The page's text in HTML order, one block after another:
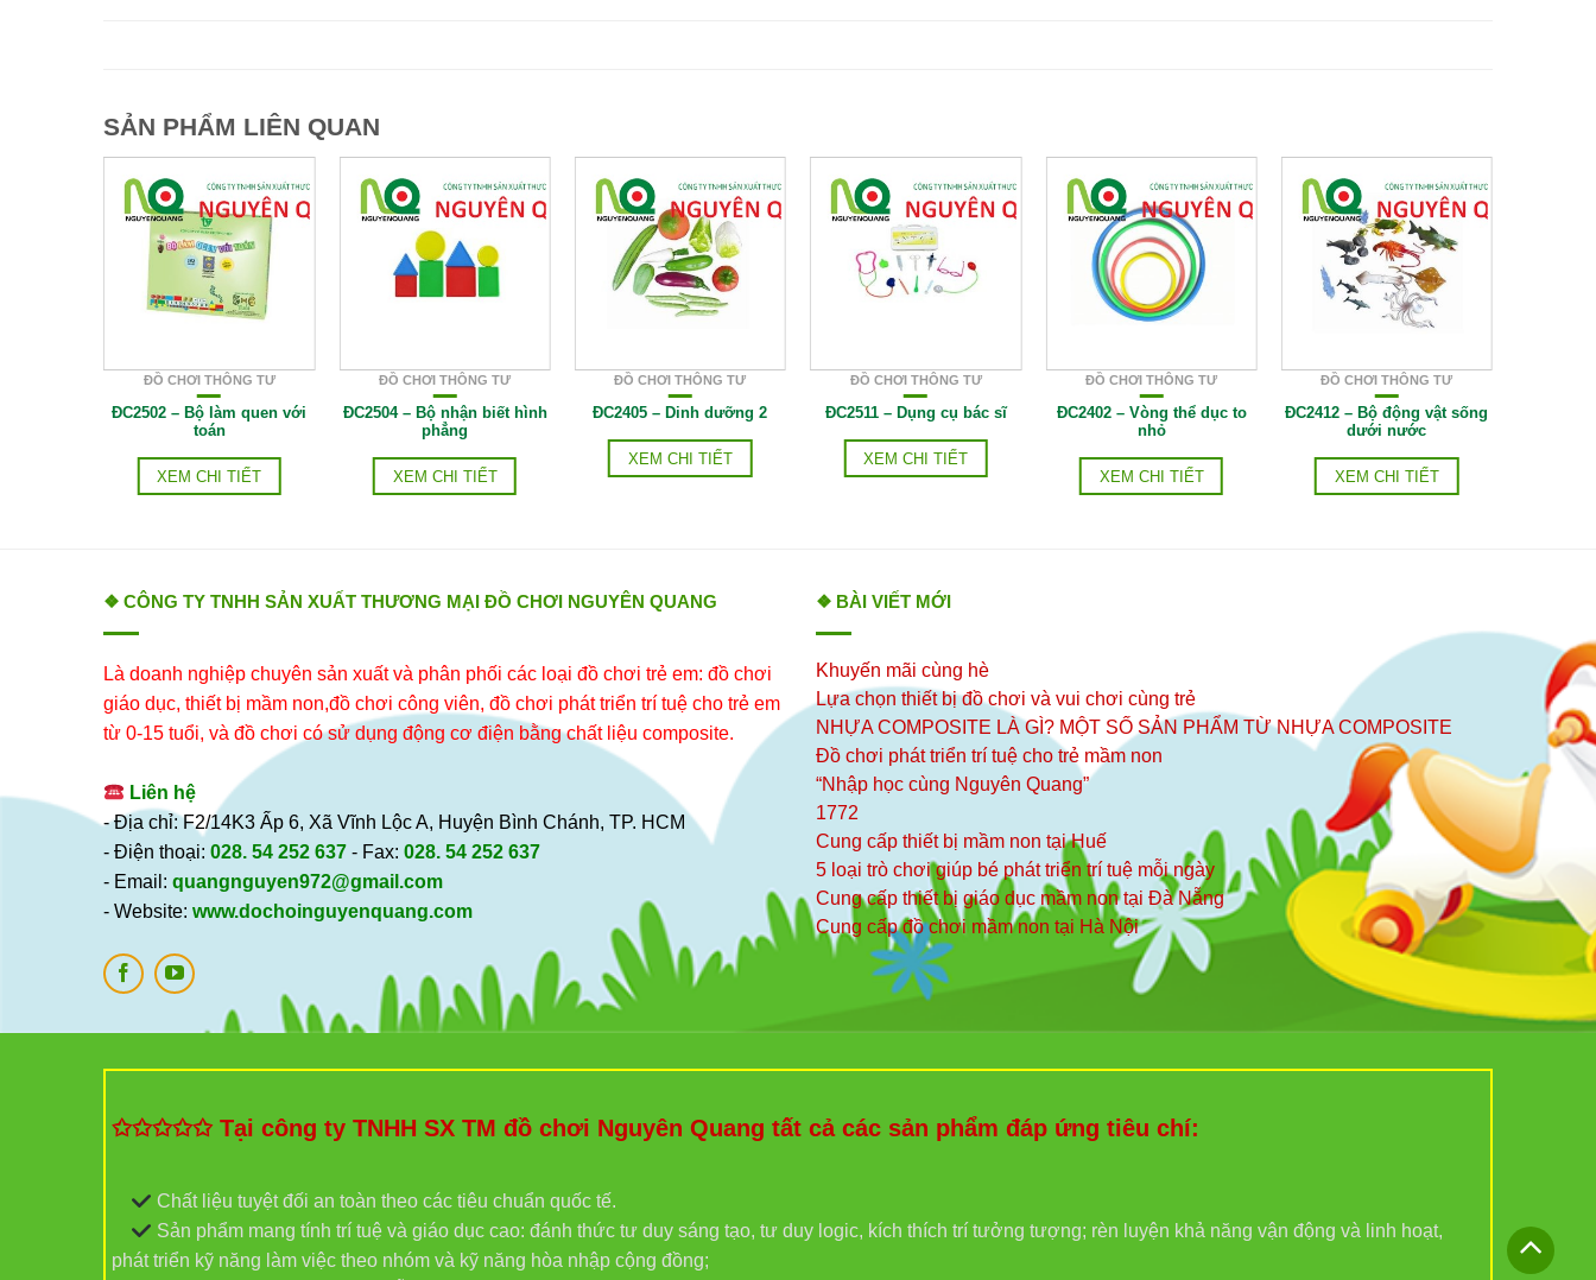
SẢN PHẨM LIÊN QUAN
ĐỒ CHƠI THÔNG TƯ
ĐC2502 – Bộ làm quen với
toán
XEM CHI TIẾT
ĐỒ CHƠI THÔNG TƯ
ĐC2504 – Bộ nhận biết hình
phẳng
XEM CHI TIẾT
ĐỒ CHƠI THÔNG TƯ
ĐC2405 – Dinh dưỡng 2
XEM CHI TIẾT
ĐỒ CHƠI THÔNG TƯ
ĐC2511 – Dụng cụ bác sĩ
XEM CHI TIẾT
ĐỒ CHƠI THÔNG TƯ
ĐC2402 – Vòng thể dục to
nhỏ
XEM CHI TIẾT
ĐỒ CHƠI THÔNG TƯ
ĐC2412 – Bộ động vật sống
dưới nước
XEM CHI TIẾT
❖ CÔNG TY TNHH SẢN XUẤT THƯƠNG MẠI ĐỒ CHƠI NGUYÊN QUANG
Là doanh nghiệp chuyên sản xuất và phân phối các loại đồ chơi trẻ em: đồ chơi
giáo dục, thiết bị mầm non,đồ chơi công viên, đồ chơi phát triển trí tuệ cho trẻ em
từ 0-15 tuổi, và đồ chơi có sử dụng động cơ điện bằng chất liệu composite.
Liên hệ
- Địa chỉ: F2/14K3 Ấp 6, Xã Vĩnh Lộc A, Huyện Bình Chánh, TP. HCM
- Điện thoại: 028. 54 252 637 - Fax: 028. 54 252 637
- Email: quangnguyen972@gmail.com
- Website: www.dochoinguyenquang.com
❖ BÀI VIẾT MỚI
Khuyến mãi cùng hè
Lựa chọn thiết bị đồ chơi và vui chơi cùng trẻ
NHỰA COMPOSITE LÀ GÌ? MỘT SỐ SẢN PHẨM TỪ NHỰA COMPOSITE
Đồ chơi phát triển trí tuệ cho trẻ mầm non
“Nhập học cùng Nguyên Quang”
1772
Cung cấp thiết bị mầm non tại Huế
5 loại trò chơi giúp bé phát triển trí tuệ mỗi ngày
Cung cấp thiết bị giáo dục mầm non tại Đà Nẵng
Cung cấp đồ chơi mầm non tại Hà Nội
✩✩✩✩✩ Tại công ty TNHH SX TM đồ chơi Nguyên Quang tất cả các sản phẩm đáp ứng tiêu chí:
Chất liệu tuyệt đối an toàn theo các tiêu chuẩn quốc tế.
Sản phẩm mang tính trí tuệ và giáo dục cao: đánh thức tư duy sáng tạo, tư duy logic, kích thích trí tưởng tượng; rèn luyện khả năng vận động và linh hoạt,
phát triển kỹ năng làm việc theo nhóm và kỹ năng hòa nhập cộng đồng;